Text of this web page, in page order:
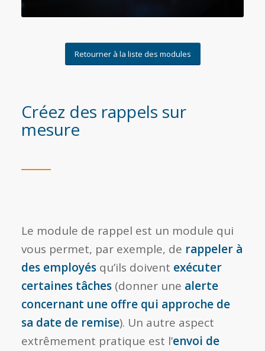
Retourner à la liste des modules
Créez des rappels sur
mesure
Le module de rappel est un module qui
vous permet, par exemple, de rappeler à
des employésqu’ils doivent exécuter
certaines tâches(donner une alerte
concernant une offre qui approche de
sa date de remise). Un autre aspect
extrêmement pratique est l’envoi de